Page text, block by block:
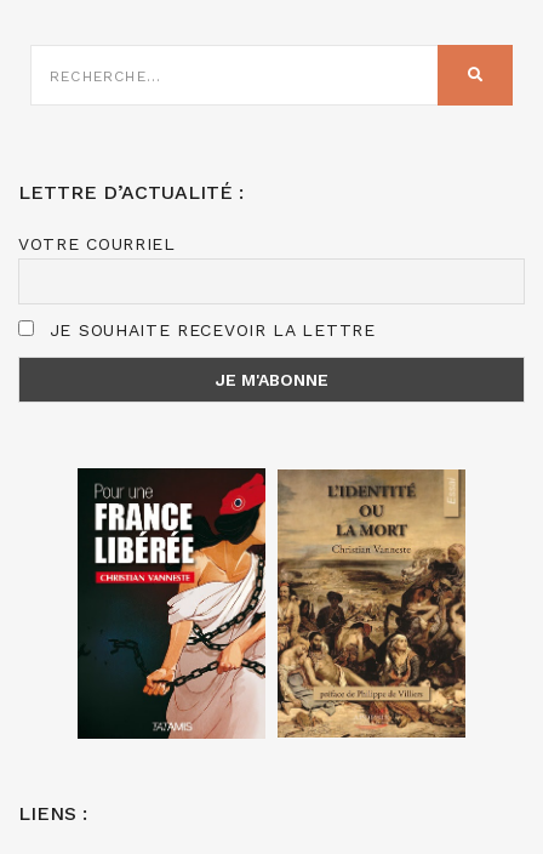
SUR
LETTRE D’ACTUALITÉ :
VOTRE COURRIEL
JE SOUHAITE RECEVOIR LA LETTRE
LIENS :